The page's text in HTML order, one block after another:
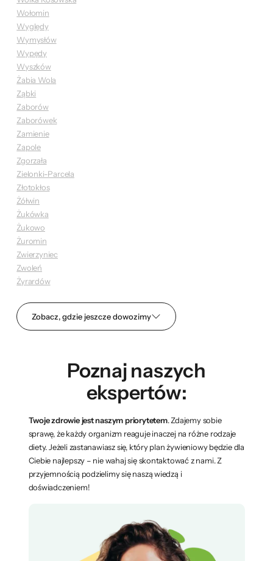
Wołomin
Wyględy
Wymysłów
Wypędy
Wyszków
Żabia Wola
Ząbki
Zaborów
Zaborówek
Zamienie
Zapole
Zgorzała
Zielonki-Parcela
Złotokłos
Żółwin
Żukówka
Żukowo
Żuromin
Zwierzyniec
Zwoleń
Żyrardów
Zobacz, gdzie jeszcze dowozimy
Poznaj naszych
ekspertów:
Twoje zdrowie jest naszym priorytetem. Zdajemy sobie
sprawę, że każdy organizm reaguje inaczej na różne rodzaje
diety. Jeżeli zastanawiasz się, który plan żywieniowy będzie dla
Ciebie najlepszy – nie wahaj się skontaktować z nami. Z
przyjemnością podzielimy się naszą wiedzą i
doświadczeniem!